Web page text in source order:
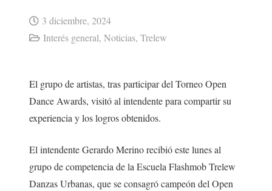
3 diciembre, 2024
Interés general, Noticias, Trelew
El grupo de artistas, tras participar del Torneo Open
Dance Awards, visitó al intendente para compartir su
experiencia y los logros obtenidos.
El intendente Gerardo Merino recibió este lunes al
grupo de competencia de la Escuela Flashmob Trelew
Danzas Urbanas, que se consagró campeón del Open